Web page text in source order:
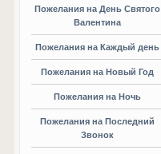
Пожелания на День Святого
Валентина
Пожелания на Каждый день
Пожелания на Новый Год
Пожелания на Ночь
Пожелания на Последний
Звонок